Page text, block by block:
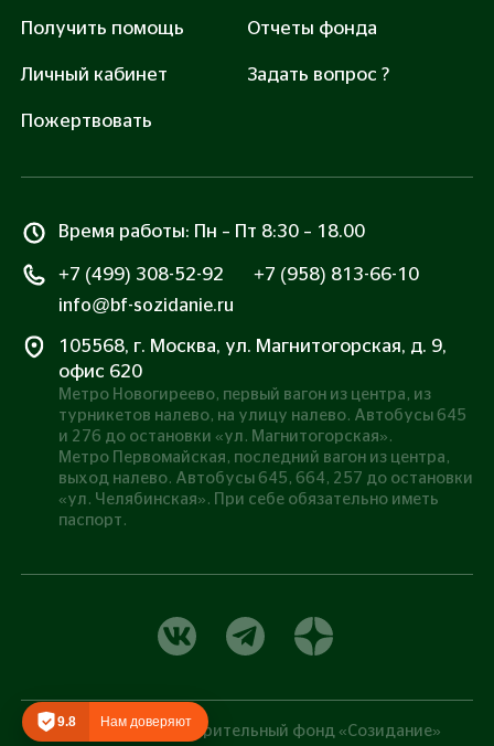
Помочь
офертыи
данных
Все транзакции защищены сертификатом SSL
Получить помощь
Личный кабинет
Пожертвовать
Отчеты фонда
Задать вопрос ?
Время работы: Пн – Пт 8:30 – 18.00
+7 (499) 308-52-92
+7 (958) 813-66-10
info@bf-sozidanie.ru
105568, г. Москва, ул. Магнитогорская, д. 9,
офис 620
Метро Новогиреево, первый вагон из центра, из
турникетов налево, на улицу налево. Автобусы 645
и 276 до остановки «ул. Магнитогорская».
Метро Первомайская, последний вагон из центра,
выход налево. Автобусы 645, 664, 257 до остановки
«ул. Челябинская». При себе обязательно иметь
паспорт.
© — Благотворительный фонд «Созидание»
9.8 Нам доверяют